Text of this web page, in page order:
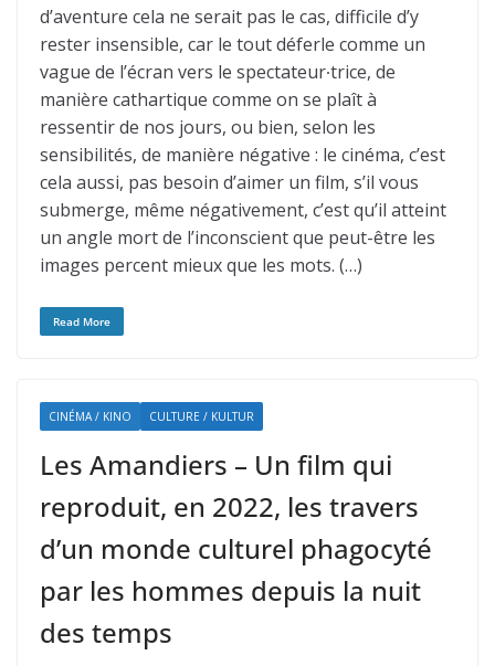
d’aventure cela ne serait pas le cas, difficile d’y
rester insensible, car le tout déferle comme un
vague de l’écran vers le spectateur∙trice, de
manière cathartique comme on se plaît à
ressentir de nos jours, ou bien, selon les
sensibilités, de manière négative : le cinéma, c’est
cela aussi, pas besoin d’aimer un film, s’il vous
submerge, même négativement, c’est qu’il atteint
un angle mort de l’inconscient que peut-être les
images percent mieux que les mots. (…)
Read More
CINÉMA / KINO CULTURE / KULTUR
Les Amandiers – Un film qui
reproduit, en 2022, les travers
d’un monde culturel phagocyté
par les hommes depuis la nuit
des temps